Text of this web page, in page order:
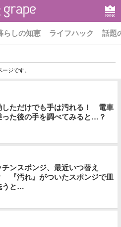
RANK
らしの知恵 ライフハック 話題
ジです。
しただけでも手は汚れる！ 電車
った後の手を調べてみると…？
チンスポンジ、最近いつ替え
『汚れ』がついたスポンジで皿
うと…